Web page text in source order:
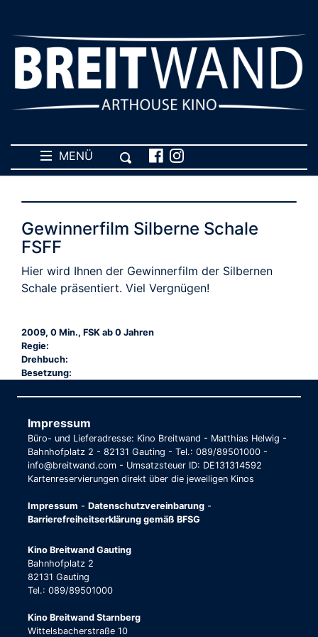
MENÜ
Gewinnerfilm Silberne Schale
FSFF
Hier wird Ihnen der Gewinnerfilm der Silbernen
Schale präsentiert. Viel Vergnügen!
2009, 0 Min., FSK ab 0 Jahren
Regie:
Drehbuch:
Besetzung:
Impressum
Büro- und Lieferadresse: Kino Breitwand - Matthias Helwig -
Bahnhofplatz 2 - 82131 Gauting - Tel.: 089/89501000 -
info@breitwand.com - Umsatzsteuer ID: DE131314592
Kartenreservierungen direkt über die jeweiligen Kinos
Impressum - Datenschutzvereinbarung -
Barrierefreiheitserklärung gemäß BFSG
Kino Breitwand Gauting
Bahnhofplatz 2
82131 Gauting
Tel.: 089/89501000
Kino Breitwand Starnberg
Wittelsbacherstraße 10